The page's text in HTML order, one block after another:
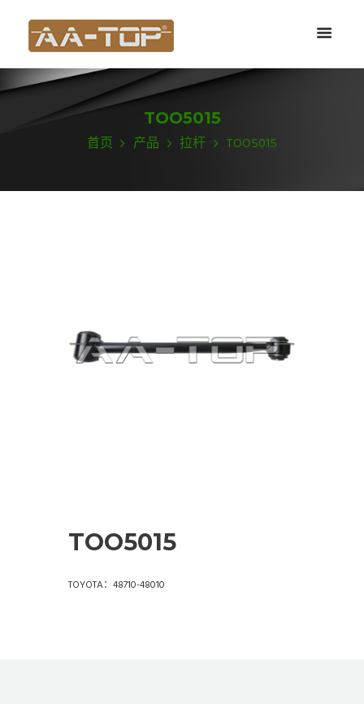
TOO5015
首页 产品 拉杆 TOO5015
TOO5015
TOYOTA：48710-48010